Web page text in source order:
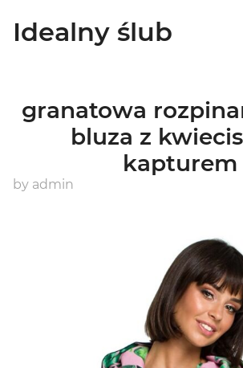
Idealny ślub
Blog
granatowa
bluza z
kapturem
by admin